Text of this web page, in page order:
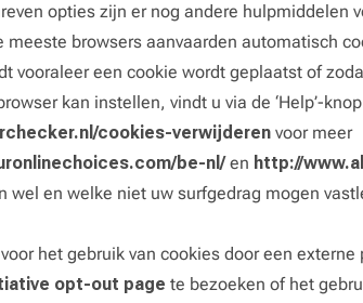
opties zijn er nog andere hulpmiddelen
browsers aanvaarden automatisch
vooraleer een cookie wordt geplaatst of
kan instellen, vindt u via de ‘Help’-
cookies-verwijderen voor meer
be-nl/en http://
wel en welke niet uw surfgedrag mogen
het gebruik van cookies door een
opt-out page te bezoeken of het